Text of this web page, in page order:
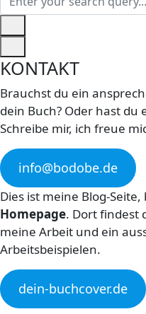
KONTAKT
Brauchst du ein
dein Buch? Oder hast du
Schreibe mir, ich freue
info@bodobe.de
Dies ist meine Blog-
Homepage. Dort findest
meine Arbeit und ein
Arbeitsbeispielen.
dein-buchcover.de